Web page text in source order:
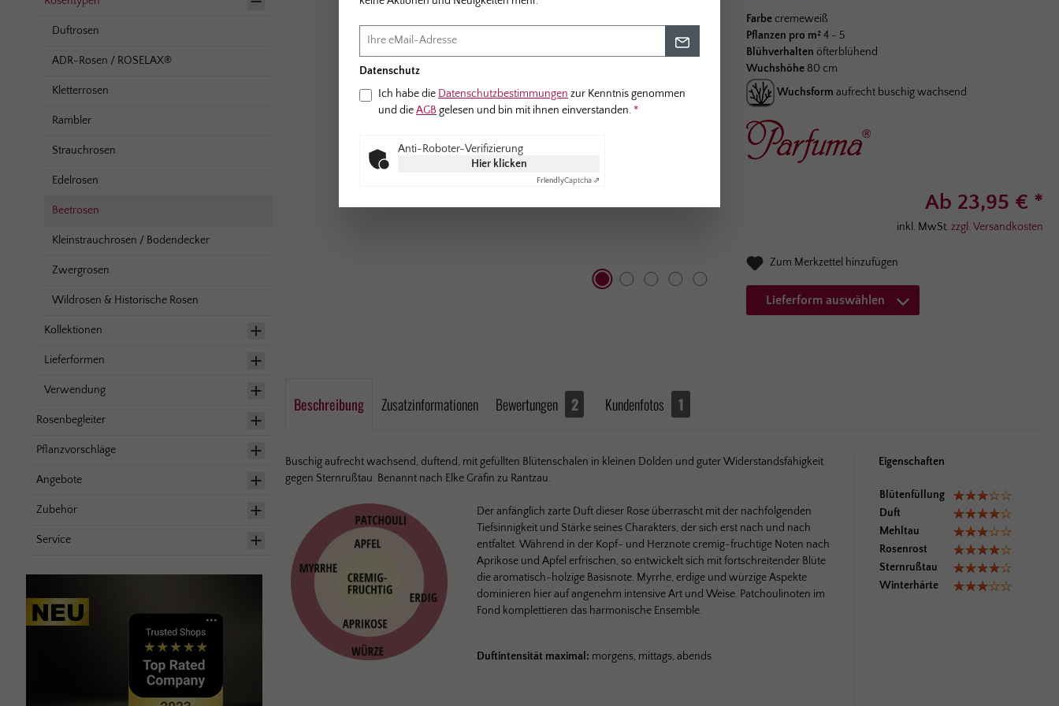
Duftrosen
ADR-Rosen / ROSELAX®
Kletterrosen
Rambler
Strauchrosen
Edelrosen
Beetrosen
Kleinstrauchrosen / Bodendecker
Zwergrosen
Wildrosen & Historische Rosen
Kollektionen
Lieferformen
Verwendung
Rosenbegleiter
Pflanzvorschläge
Angebote
Zubehör
Service
Farbe cremeweiß
Pflanzen pro m² 4 - 5
Blühverhalten öfterblühend
Wuchshöhe 80 cm
Wuchsform aufrecht buschig wachsend
Ab 23,95 € *
inkl. MwSt. zzgl. Versandkosten
Zum Merkzettel hinzufügen
Lieferform auswählen
Beschreibung Zusatzinformationen Bewertungen 2 Kundenfotos 1
Buschig aufrecht wachsend, duftend, mit ge­füll­ten Blüten­schalen in kleinen Dolden und guter Wider­stands­fähigkeit
gegen Stern­ruß­tau. Benannt nach Elke Gräfin zu Rantzau.
Der anfänglich zarte Duft dieser Rose überrascht mit der nachfolgenden
Tiefsinnigkeit und Stärke seines Charakters, der sich erst nach und nach
entfaltet. Während in der Kopf- und Herznote cremig-fruchtige Noten nach
Aprikose und Apfel erfrischen, so entwickelt sich mit fortschreitender Blüte
die aromatisch-holzige Basisnote. Myrrhe, erdige und würzige Aspekte
dominieren hier auf angenehm intensive Art und Weise. Patchoulinoten im
Fond komplettieren das harmonische Ensemble.
Duftintensität maximal: morgens, mittags, abends
Eigenschaften
Blütenfüllung
Duft
Mehltau
Rosenrost
Sternrußtau
Winterhärte
Datenschutz
Ich habe die Datenschutzbestimmungen zur Kenntnis genommen
und dieAGB gelesen und bin mit ihnen einverstanden. *
Anti-Roboter-Verifizierung
Hier klicken
FriendlyCaptcha ⇗